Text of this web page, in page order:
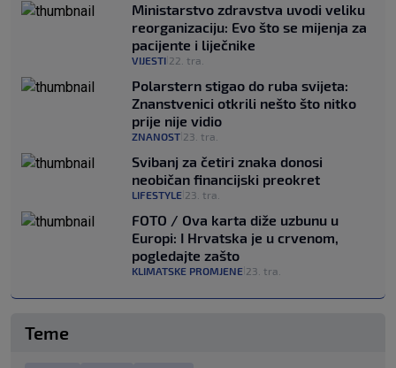
Ministarstvo zdravstva uvodi veliku
reorganizaciju: Evo što se mijenja za
pacijente i liječnike
VIJESTI 22. tra.
Polarstern stigao do ruba svijeta:
Znanstvenici otkrili nešto što nitko
prije nije vidio
ZNANOST 23. tra.
Svibanj za četiri znaka donosi
neobičan financijski preokret
LIFESTYLE 23. tra.
FOTO / Ova karta diže uzbunu u
Europi: I Hrvatska je u crvenom,
pogledajte zašto
KLIMATSKE PROMJENE 23. tra.
Teme